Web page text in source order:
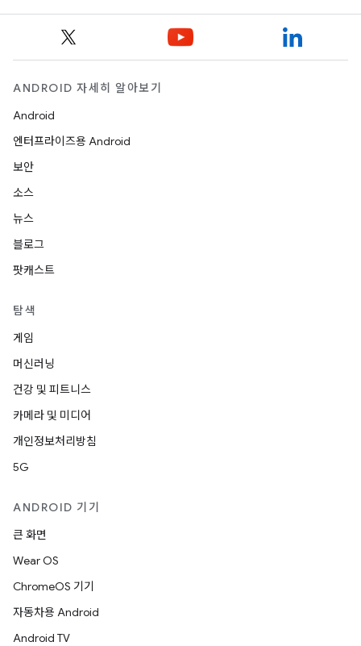
ANDROID 자세히 알아보기
Android
엔터프라이즈용 Android
보안
소스
뉴스
블로그
팟캐스트
탐색
게임
머신러닝
건강 및 피트니스
카메라 및 미디어
개인정보처리방침
5G
ANDROID 기기
큰 화면
Wear OS
ChromeOS 기기
자동차용 Android
Android TV